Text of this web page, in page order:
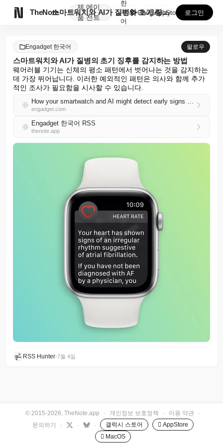
TheNote
제
품
에이
전트
스마트워치와 AI가 질병의 초기 징후를 감지하는 방법
한
국
어
GooglePlay
AppStore 로그인
Engadget 한국어 팔로우
스마트워치와 AI가 질병의 초기 징후를 감지하는 방법
웨어러블 기기는 신체의 평소 패턴에서 벗어나는 것을 감지하는
데 가장 뛰어납니다. 이러한 예외적인 패턴은 의사와 함께 추가
적인 조사가 필요함을 시사할 수 있습니다.
How your smartwatch and AI might detect early signs of illness
engadget.com
Engadget 한국어 RSS
thenote.app
RSS Hunter•7월 4일
© 2015-2026, TheNote.app · 개인정보 보호정책 · 이용 약관
·
문의하기
· · · 갤럭시 스토어
 AppStore
 MacOS